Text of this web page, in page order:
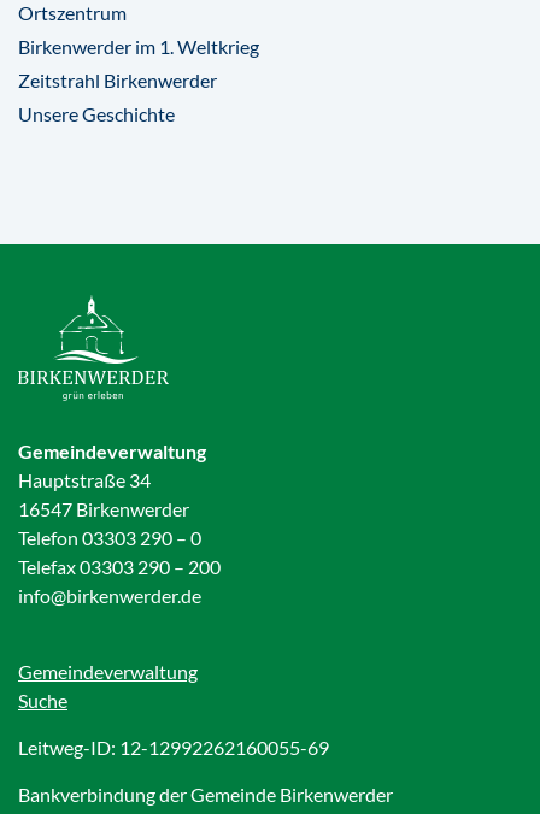
Ortszentrum
Birkenwerder im 1. Weltkrieg
Zeitstrahl Birkenwerder
Unsere Geschichte
Gemeindeverwaltung
Hauptstraße 34
16547 Birkenwerder
Telefon 03303 290 – 0
Telefax 03303 290 – 200
info@birkenwerder.de
Gemeindeverwaltung
Suche
Leitweg-ID: 12-12992262160055-69
Bankverbindung der Gemeinde Birkenwerder